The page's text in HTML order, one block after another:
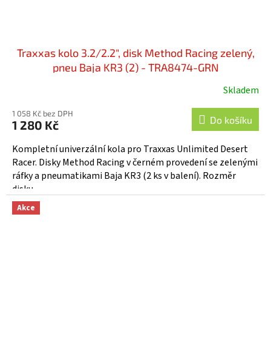
Traxxas kolo 3.2/2.2", disk Method Racing zelený,
pneu Baja KR3 (2) - TRA8474-GRN
Skladem
1 058 Kč bez DPH
1 280 Kč Do košíku
Kompletní univerzální kola pro Traxxas Unlimited Desert
Racer. Disky Method Racing v černém provedení se zelenými
ráfky a pneumatikami Baja KR3 (2 ks v balení). Rozměr
disku...
Akce